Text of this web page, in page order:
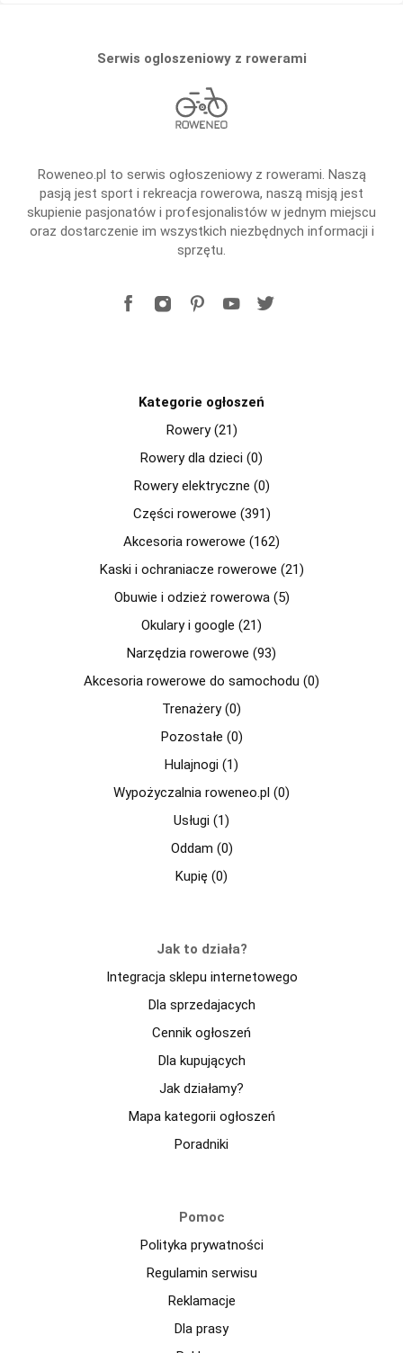
Serwis ogloszeniowy z rowerami
Roweneo.pl to serwis ogłoszeniowy z rowerami. Naszą
pasją jest sport i rekreacja rowerowa, naszą misją jest
skupienie pasjonatów i profesjonalistów w jednym miejscu
oraz dostarczenie im wszystkich niezbędnych informacji i
sprzętu.
Kategorie ogłoszeń
Rowery (21)
Rowery dla dzieci (0)
Rowery elektryczne (0)
Części rowerowe (391)
Akcesoria rowerowe (162)
Kaski i ochraniacze rowerowe (21)
Obuwie i odzież rowerowa (5)
Okulary i google (21)
Narzędzia rowerowe (93)
Akcesoria rowerowe do samochodu (0)
Trenażery (0)
Pozostałe (0)
Hulajnogi (1)
Wypożyczalnia roweneo.pl (0)
Usługi (1)
Oddam (0)
Kupię (0)
Jak to działa?
Integracja sklepu internetowego
Dla sprzedajacych
Cennik ogłoszeń
Dla kupujących
Jak działamy?
Mapa kategorii ogłoszeń
Poradniki
Pomoc
Polityka prywatności
Regulamin serwisu
Reklamacje
Dla prasy